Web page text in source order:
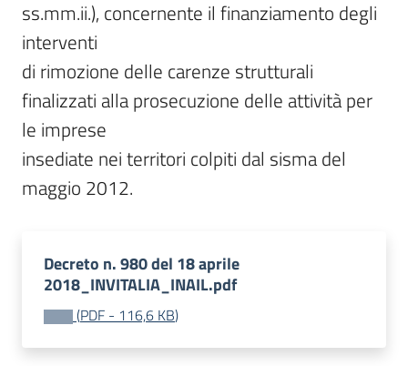
ss.mm.ii.), concernente il finanziamento degli
interventi
di rimozione delle carenze strutturali
finalizzati alla prosecuzione delle attività per
le imprese
insediate nei territori colpiti dal sisma del
maggio 2012.
Decreto n. 980 del 18 aprile
2018_INVITALIA_INAIL.pdf
(PDF - 116,6 KB)